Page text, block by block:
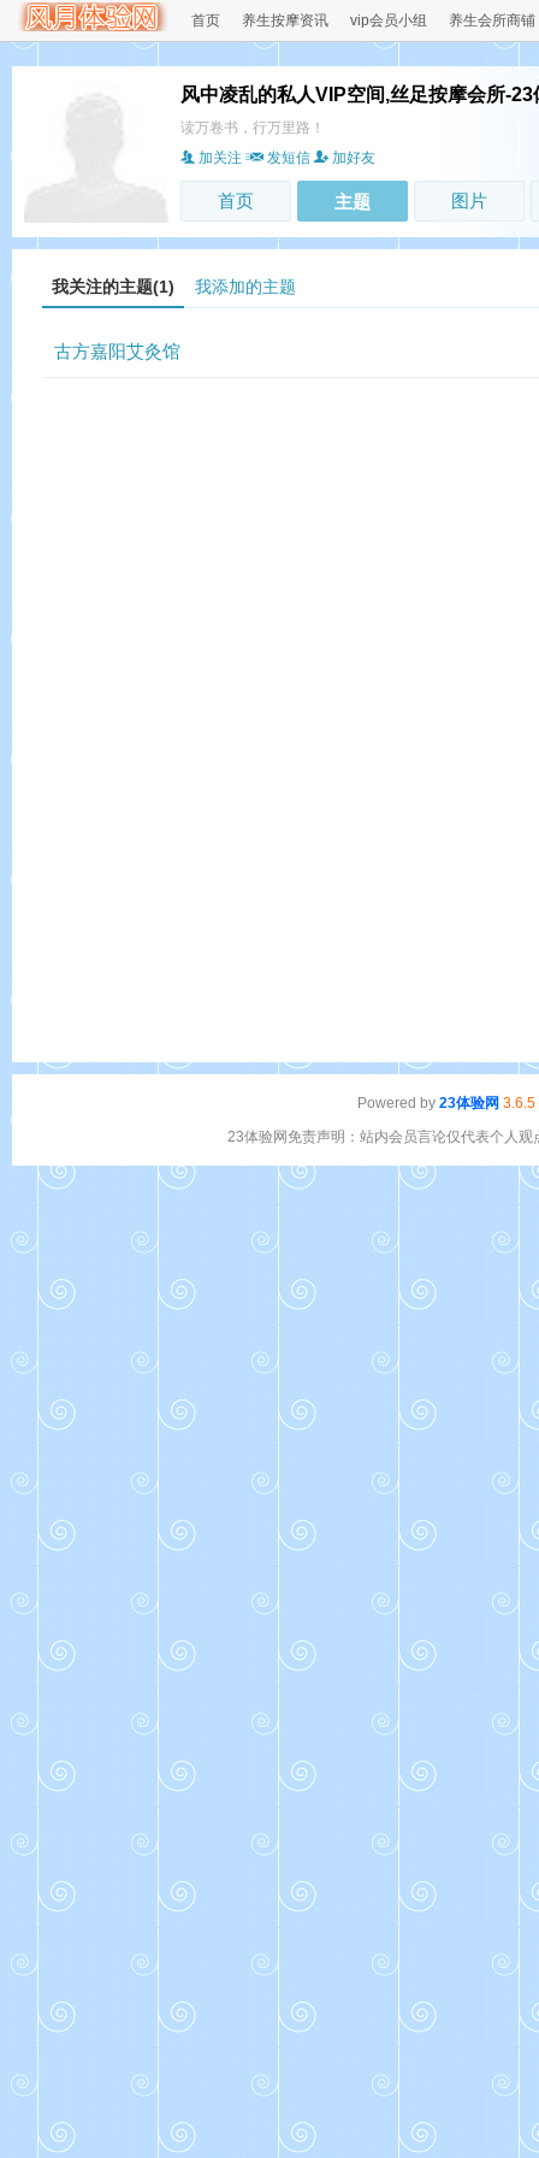
首页 养生按摩资讯 vip会员小组 养生会所商铺
风中凌乱的私人VIP空间,丝足按摩会所-23
读万卷书，行万里路！
加关注
发短信 加好友
首页 主题 图片
我关注的主题(1) 我添加的主题
古方嘉阳艾灸馆
Powered by 23体验网 3.6.5
23体验网免责声明：站内会员言论仅代表个人